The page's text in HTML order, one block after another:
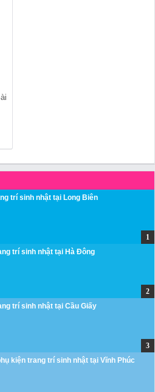
trí sinh nhật tại Long Biên
trí sinh nhật tại Hà Đông
trí sinh nhật tại Cầu Giấy
kiện trang trí sinh nhật tại Vĩnh Phúc